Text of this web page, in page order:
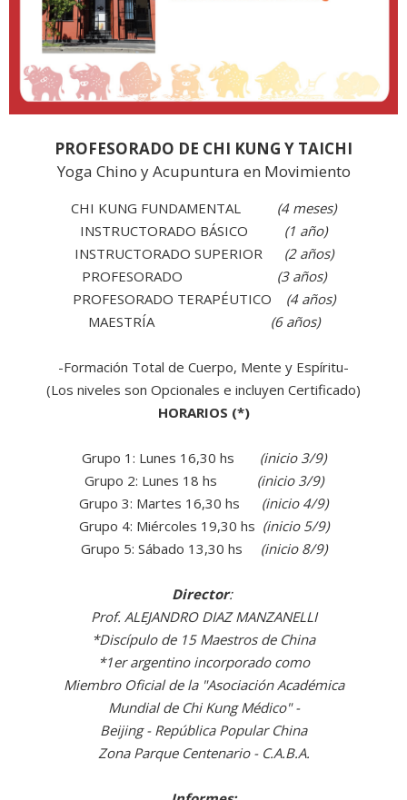
PROFESORADO DE CHI KUNG Y TAICHI
Yoga Chino y Acupuntura en Movimiento
CHI KUNG FUNDAMENTAL (4 meses)
INSTRUCTORADO BÁSICO (1 año)
INSTRUCTORADO SUPERIOR (2 años)
PROFESORADO (3 años)
PROFESORADO TERAPÉUTICO
(4 años)
MAESTRÍA
(6 años)
-Formación Total de Cuerpo, Mente y Espíritu-
(Los niveles son Opcionales e incluyen Certificado)
HORARIOS (*)
Grupo 1: Lunes 16,30 hs (inicio 3/9)
Grupo 2: Lunes 18 hs (inicio 3/9)
Grupo 3: Martes 16,30 hs (inicio 4/9)
Grupo 4: Miércoles 19,30 hs (inicio 5/9)
Grupo 5: Sábado 13,30 hs (inicio 8/9)
Director:
Prof. ALEJANDRO DIAZ MANZANELLI
*Discípulo de 15 Maestros de China
*1er argentino incorporado como
Miembro Oficial de la "Asociación Académica
Mundial de Chi Kung Médico" -
Beijing - República Popular China
Zona Parque Centenario - C.A.B.A.